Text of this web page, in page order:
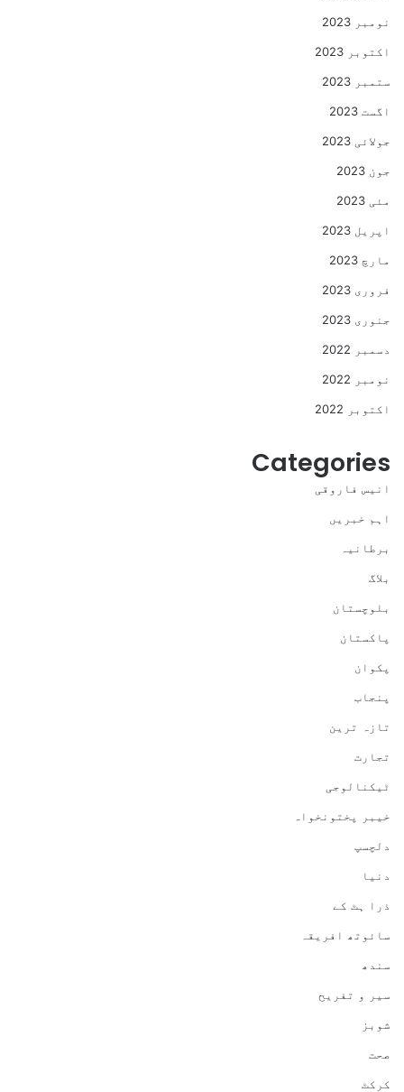
نومبر 2023
اکتوبر 2023
ستمبر 2023
اگست 2023
جولائی 2023
جون 2023
مئی 2023
اپریل 2023
مارچ 2023
فروری 2023
جنوری 2023
دسمبر 2022
نومبر 2022
اکتوبر 2022
Categories
انیس فاروقی
اہم خبریں
برطانیہ
بلاگ
بلوچستان
پاکستان
پکوان
پنجاب
تازہ ترین
تجارت
ٹیکنالوجی
خیبر پختونخواہ
دلچسپ
دنیا
ذرا ہٹ کے
سائوتھ افریقہ
سندھ
سیر و تفریح
شوبز
صحت
کرکٹ